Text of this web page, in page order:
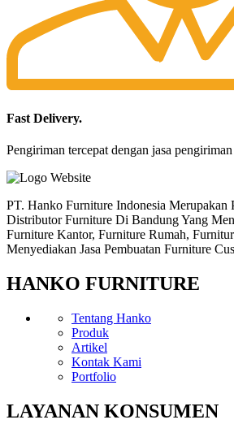
Fast Delivery.
Pengiriman tercepat dengan jasa
PT. Hanko Furniture Indonesia Merupakan
Distributor Furniture Di Bandung Yang
Furniture Kantor, Furniture Rumah,
Menyediakan Jasa Pembuatan Furniture
HANKO FURNITURE
Tentang Hanko
Produk
Artikel
Kontak Kami
Portfolio
LAYANAN KONSUMEN